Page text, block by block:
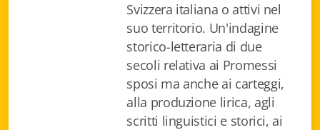
Svizzera italiana o attivi nel
suo territorio. Un'indagine
storico-letteraria di due
secoli relativa ai Promessi
sposi ma anche ai carteggi,
alla produzione lirica, agli
scritti linguistici e storici, ai
iQuaderni - fondazioneculturalecollinadoro